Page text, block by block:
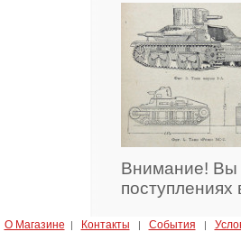
Внимание! Вы
О Магазине | Контакты | События |